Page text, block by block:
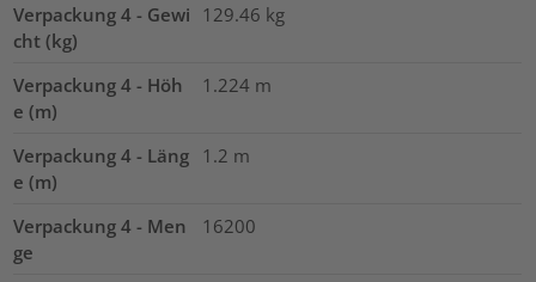
Verpackung 4 - Gewi
cht (kg)
129.46 kg
Verpackung 4 - Höh
e (m)
1.224 m
Verpackung 4 - Läng
e (m)
1.2 m
Verpackung 4 - Men
ge
16200